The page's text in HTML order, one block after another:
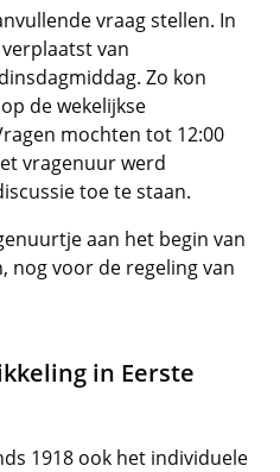
vraag stellen. In
van
Zo kon
de wekelijkse
mochten tot 12:00
vragenuur werd
toe te staan.
aan het begin van
nog voor de regeling van
in Eerste
1918 ook het individuele